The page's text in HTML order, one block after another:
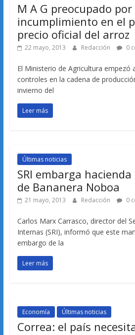
M A G preocupado por
incumplimiento en el
precio oficial del arroz
22 mayo, 2013 Redacción 0
El Ministerio de Agricultura empezó
controles en la cadena de
invierno del
Leer más
Últimas noticias
SRI embarga
de Bananera Noboa
21 mayo, 2013 Redacción 0
Carlos Marx Carrasco, director del
Internas (SRI), informó que este
embargo de la
Leer más
Economía Últimas noticias
Correa: el país